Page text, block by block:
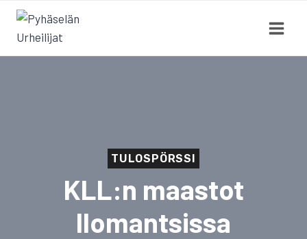
Siirry
sisältöön
TULOSPÖRSSI
KLL:n maastot
Ilomantsissa